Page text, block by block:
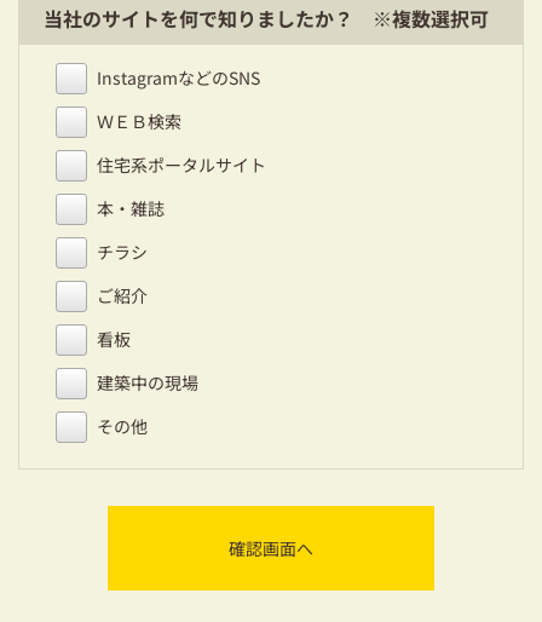
当社のサイトを何で知りましたか？ ※複数選択可
InstagramなどのSNS
ＷＥＢ検索
住宅系ポータルサイト
本・雑誌
チラシ
ご紹介
看板
建築中の現場
その他